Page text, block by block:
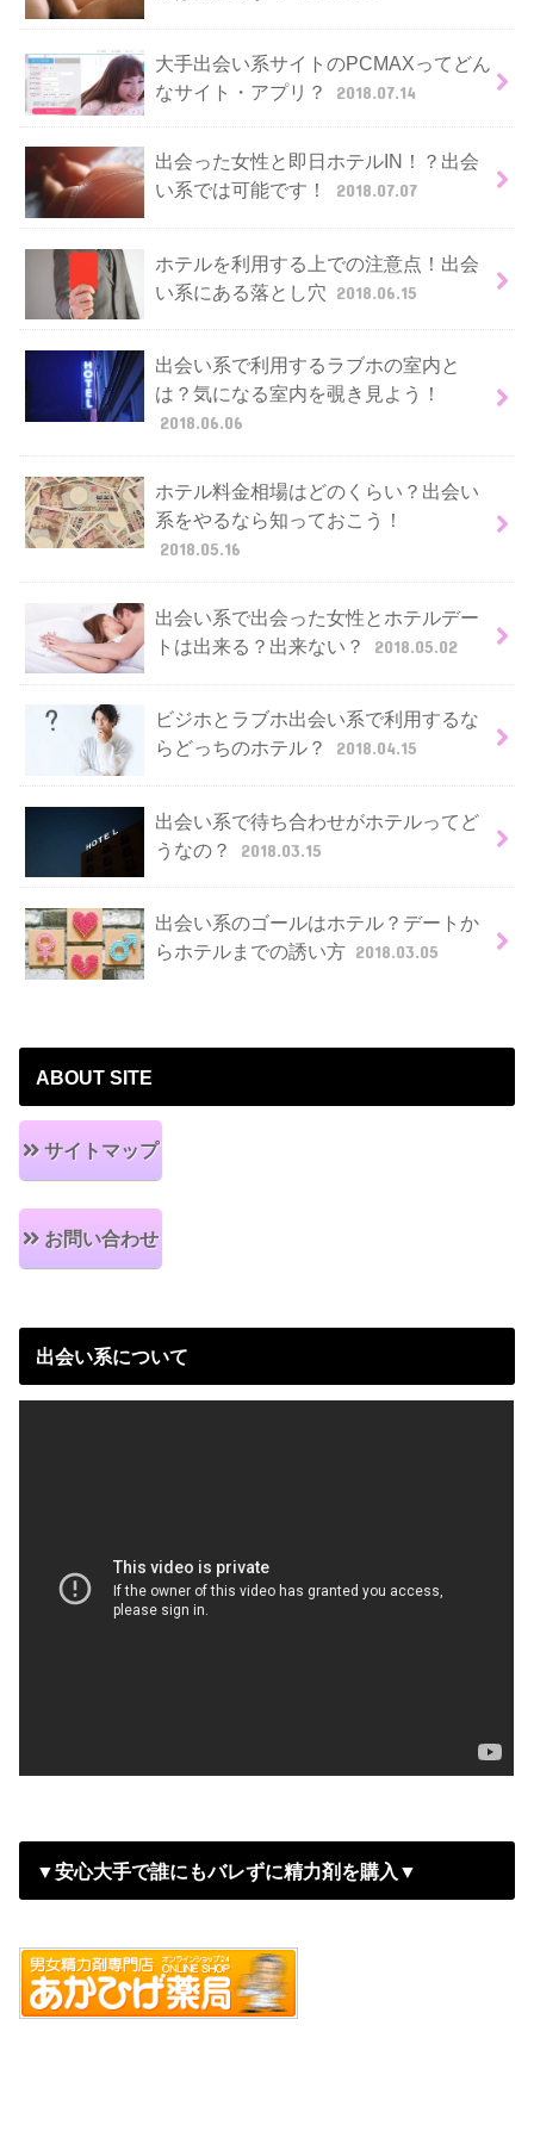
大手出会い系サイトのPCMAXってどん
なサイト・アプリ？
2018.07.14
出会った女性と即日ホテルIN！？出会
い系では可能です！
2018.07.07
ホテルを利用する上での注意点！出会
い系にある落とし穴 2018.06.15
出会い系で利用するラブホの室内と
は？気になる室内を覗き見よう！
2018.06.06
ホテル料金相場はどのくらい？出会い
系をやるなら知っておこう！
2018.05.16
出会い系で出会った女性とホテルデー
トは出来る？出来ない？
2018.05.02
ビジホとラブホ出会い系で利用するな
らどっちのホテル？
2018.04.15
出会い系で待ち合わせがホテルってど
うなの？
2018.03.15
出会い系のゴールはホテル？デートか
らホテルまでの誘い方 2018.03.05
ABOUT SITE
サイトマップ
お問い合わせ
出会い系について
▼安心大手で誰にもバレずに精力剤を購入▼